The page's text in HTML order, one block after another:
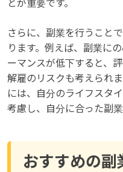
とが重要です。
さらに、副業を行うこと
ります。例えば、副業に
ーマンスが低下すると、
解雇のリスクも考えられ
には、自分のライフスタ
考慮し、自分に合った副
おすすめの副